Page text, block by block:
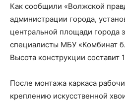
Как сообщили «Волжской
администрации города,
центральной площади города
специалисты МБУ «Комбинат
Высота конструкции составит
После монтажа каркаса
креплению искусственной